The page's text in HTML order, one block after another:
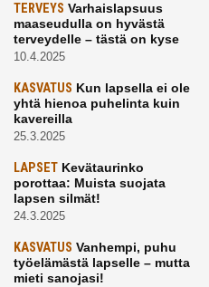
TERVEYS Varhaislapsuus
maaseudulla on hyvästä
terveydelle – tästä on kyse
10.4.2025
KASVATUS Kun lapsella ei ole
yhtä hienoa puhelinta kuin
kavereilla
25.3.2025
LAPSET Kevätaurinko
porottaa: Muista suojata
lapsen silmät!
24.3.2025
KASVATUS Vanhempi, puhu
työelämästä lapselle – mutta
mieti sanojasi!